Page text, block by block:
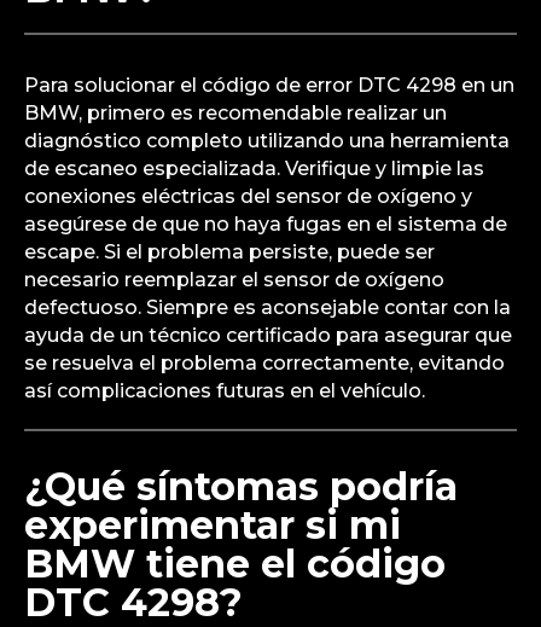
Para solucionar el código de error DTC 4298 en un
BMW, primero es recomendable realizar un
diagnóstico completo utilizando una herramienta
de escaneo especializada. Verifique y limpie las
conexiones eléctricas del sensor de oxígeno y
asegúrese de que no haya fugas en el sistema de
escape. Si el problema persiste, puede ser
necesario reemplazar el sensor de oxígeno
defectuoso. Siempre es aconsejable contar con la
ayuda de un técnico certificado para asegurar que
se resuelva el problema correctamente, evitando
así complicaciones futuras en el vehículo.
¿Qué síntomas podría
experimentar si mi
BMW tiene el código
DTC 4298?